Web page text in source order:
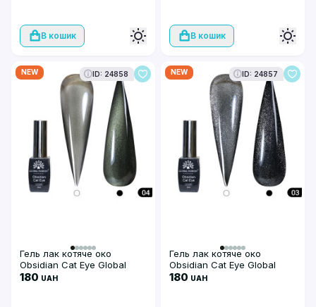
В кошик В кошик
NEW ID: 24858
Гель лак котяче око
Obsidian Cat Eye Global
Fashion, 8мл, 004
180 UAH
NEW ID: 24857
Гель лак котяче око
Obsidian Cat Eye Global
Fashion, 8мл, 003
180 UAH